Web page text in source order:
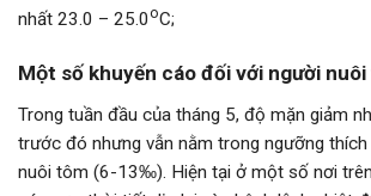
nhất 23.0 – 25.0oC;
Một số khuyến cáo đối với người
Trong tuần đầu của tháng 5, độ mặn giảm
trước đó nhưng vẫn nằm trong ngưỡng
nuôi tôm (6-13‰). Hiện tại ở một số nơi